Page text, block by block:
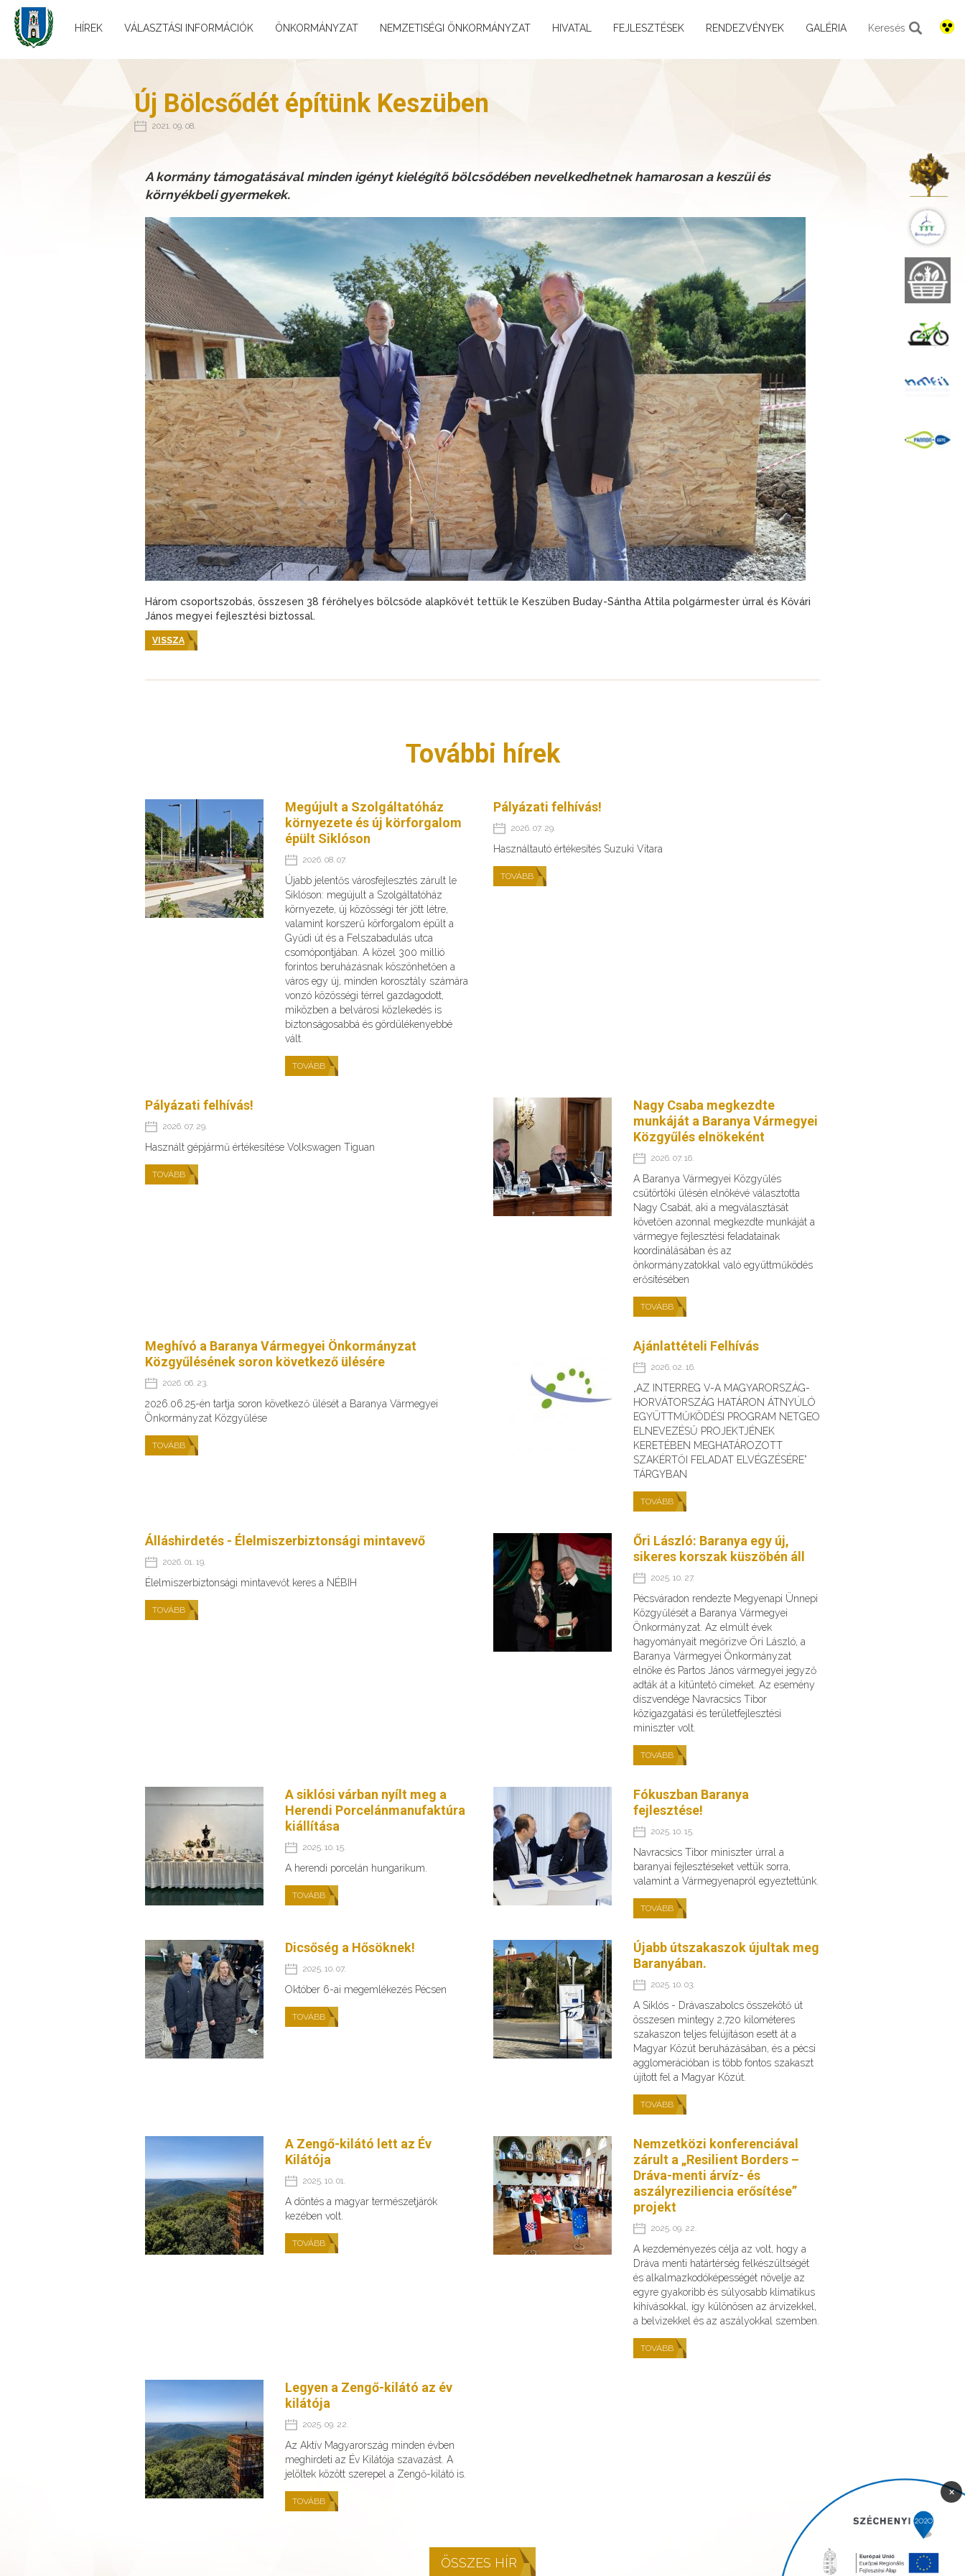
HÍREK VÁLASZTÁSI INFORMÁCIÓK ÖNKORMÁNYZAT NEMZETISÉGI ÖNKORMÁNYZAT HIVATAL FEJLESZTÉSEK RENDEZVÉNYEK GALÉRIA Keresés
Új Bölcsődét építünk Keszüben
2021. 09. 08.
A kormány támogatásával minden igényt kielégítő bölcsődében nevelkedhetnek hamarosan a keszüi és
környékbeli gyermekek.
Három csoportszobás, összesen 38 férőhelyes bölcsőde alapkövét tettük le Keszüben Buday-Sántha Attila polgármester úrral és Kővári
János megyei fejlesztési biztossal.
VISSZA
További hírek
Megújult a Szolgáltatóház
környezete és új körforgalom
épült Siklóson
2026. 08. 07.
Újabb jelentős városfejlesztés zárult le
Siklóson: megújult a Szolgáltatóház
környezete, új közösségi tér jött létre,
valamint korszerű körforgalom épült a
Gyűdi út és a Felszabadulás utca
csomópontjában. A közel 300 millió
forintos beruházásnak köszönhetően a
város egy új, minden korosztály számára
vonzó közösségi térrel gazdagodott,
miközben a belvárosi közlekedés is
biztonságosabbá és gördülékenyebbé
vált.
TOVÁBB
Pályázati felhívás!
2026. 07. 29.
Használtautó értékesítés Suzuki Vitara
TOVÁBB
Pályázati felhívás!
2026. 07. 29.
Használt gépjármű értékesítése Volkswagen Tiguan
TOVÁBB
Nagy Csaba megkezdte
munkáját a Baranya Vármegyei
Közgyűlés elnökeként
2026. 07. 16.
A Baranya Vármegyei Közgyűlés
csütörtöki ülésén elnökévé választotta
Nagy Csabát, aki a megválasztását
követően azonnal megkezdte munkáját a
vármegye fejlesztési feladatainak
koordinálásában és az
önkormányzatokkal való együttműködés
erősítésében
TOVÁBB
Meghívó a Baranya Vármegyei Önkormányzat
Közgyűlésének soron következő ülésére
2026. 06. 23.
2026.06.25-én tartja soron következő ülését a Baranya Vármegyei
Önkormányzat Közgyűlése
TOVÁBB
Ajánlattételi Felhívás
2026. 02. 16.
„AZ INTERREG V-A MAGYARORSZÁG-
HORVÁTORSZÁG HATÁRON ÁTNYÚLÓ
EGYÜTTMŰKÖDÉSI PROGRAM NETGEO
ELNEVEZÉSŰ PROJEKTJÉNEK
KERETÉBEN MEGHATÁROZOTT
SZAKÉRTŐI FELADAT ELVÉGZÉSÉRE”
TÁRGYBAN
TOVÁBB
Álláshirdetés - Élelmiszerbiztonsági mintavevő
2026. 01. 19.
Élelmiszerbiztonsági mintavevőt keres a NÉBIH
TOVÁBB
Őri László: Baranya egy új,
sikeres korszak küszöbén áll
2025. 10. 27.
Pécsváradon rendezte Megyenapi Ünnepi
Közgyűlését a Baranya Vármegyei
Önkormányzat. Az elmúlt évek
hagyományait megőrizve Őri László, a
Baranya Vármegyei Önkormányzat
elnöke és Partos János vármegyei jegyző
adták át a kitüntető címeket. Az esemény
díszvendége Navracsics Tibor
közigazgatási és területfejlesztési
miniszter volt.
TOVÁBB
A siklósi várban nyílt meg a
Herendi Porcelánmanufaktúra
kiállítása
2025. 10. 15.
A herendi porcelán hungarikum.
TOVÁBB
Fókuszban Baranya
fejlesztése!
2025. 10. 15.
Navracsics Tibor miniszter úrral a
baranyai fejlesztéseket vettük sorra,
valamint a Vármegyenapról egyeztettünk.
TOVÁBB
Dicsőség a Hősöknek!
2025. 10. 07.
Október 6-ai megemlékezés Pécsen
TOVÁBB
Újabb útszakaszok újultak meg
Baranyában.
2025. 10. 03.
A Siklós - Drávaszabolcs összekötő út
összesen mintegy 2,720 kilométeres
szakaszon teljes felújításon esett át a
Magyar Közút beruházásában, és a pécsi
agglomerációban is több fontos szakaszt
újított fel a Magyar Közút.
TOVÁBB
A Zengő-kilátó lett az Év
Kilátója
2025. 10. 01.
A döntés a magyar természetjárók
kezében volt.
TOVÁBB
Nemzetközi konferenciával
zárult a „Resilient Borders –
Dráva-menti árvíz- és
aszályreziliencia erősítése”
projekt
2025. 09. 22.
A kezdeményezés célja az volt, hogy a
Dráva menti határtérség felkészültségét
és alkalmazkodóképességét növelje az
egyre gyakoribb és súlyosabb klimatikus
kihívásokkal, így különösen az árvizekkel,
a belvizekkel és az aszályokkal szemben.
TOVÁBB
Legyen a Zengő-kilátó az év
kilátója
2025. 09. 22.
Az Aktív Magyarország minden évben
meghirdeti az Év Kilátója szavazást. A
jelöltek között szerepel a Zengő-kilátó is.
TOVÁBB
ÖSSZES HÍR
×